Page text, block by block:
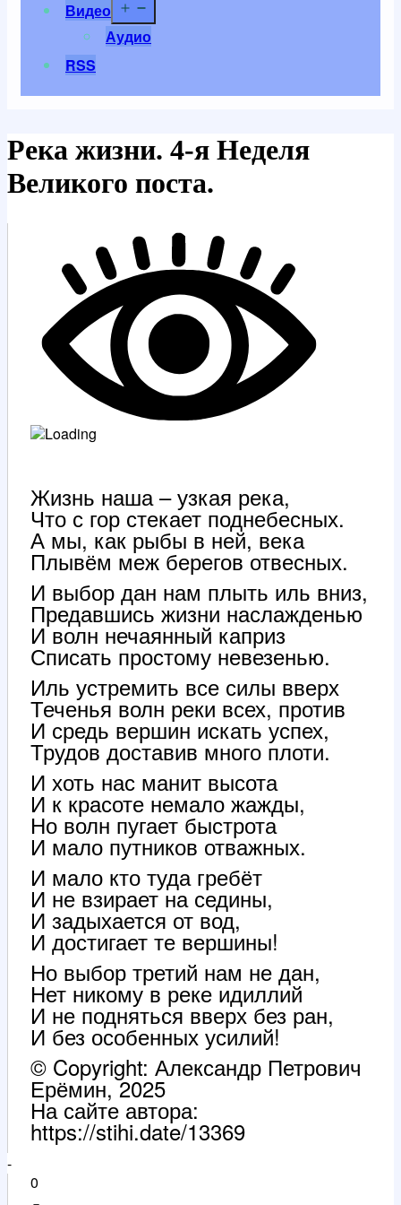
Видео
Аудио
RSS
Река жизни. 4-я Неделя
Великого поста.
Жизнь наша – узкая река,
Что с гор стекает поднебесных.
А мы, как рыбы в ней, века
Плывём меж берегов отвесных.
И выбор дан нам плыть иль вниз,
Предавшись жизни наслажденью
И волн нечаянный каприз
Списать простому невезенью.
Иль устремить все силы вверх
Теченья волн реки всех, против
И средь вершин искать успех,
Трудов доставив много плоти.
И хоть нас манит высота
И к красоте немало жажды,
Но волн пугает быстрота
И мало путников отважных.
И мало кто туда гребёт
И не взирает на седины,
И задыхается от вод,
И достигает те вершины!
Но выбор третий нам не дан,
Нет никому в реке идиллий
И не подняться вверх без ран,
И без особенных усилий!
© Copyright: Александр Петрович
Ерёмин, 2025
На сайте автора:
https://stihi.date/13369
-
0